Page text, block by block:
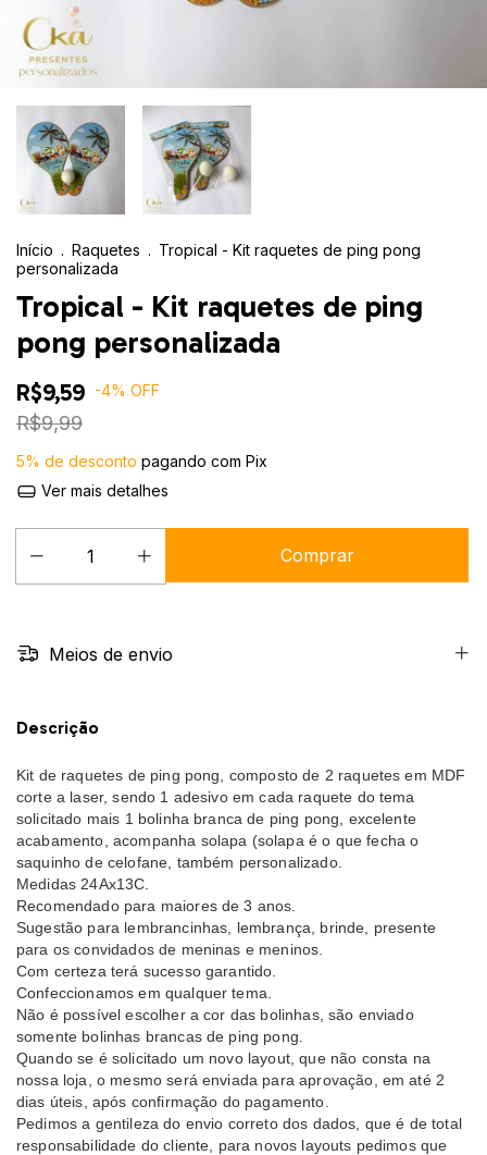
Início . Raquetes . Tropical - Kit raquetes de ping pong
personalizada
Tropical - Kit raquetes de ping
pong personalizada
R$9,59 -4% OFF
R$9,99
5% de desconto pagando com Pix
Ver mais detalhes
Meios de envio
Descrição
Kit de raquetes de ping pong, composto de 2 raquetes em MDF
corte a laser, sendo 1 adesivo em cada raquete do tema
solicitado mais 1 bolinha branca de ping pong, excelente
acabamento, acompanha solapa (solapa é o que fecha o
saquinho de celofane, também personalizado.
Medidas 24Ax13C.
Recomendado para maiores de 3 anos.
Sugestão para lembrancinhas, lembrança, brinde, presente
para os convidados de meninas e meninos.
Com certeza terá sucesso garantido.
Confeccionamos em qualquer tema.
Não é possível escolher a cor das bolinhas, são enviado
somente bolinhas brancas de ping pong.
Quando se é solicitado um novo layout, que não consta na
nossa loja, o mesmo será enviada para aprovação, em até 2
dias úteis, após confirmação do pagamento.
Pedimos a gentileza do envio correto dos dados, que é de total
responsabilidade do cliente, para novos layouts pedimos que